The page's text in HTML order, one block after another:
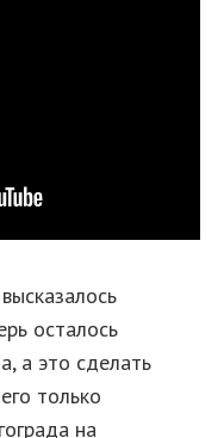
осталось
а это сделать
только
на